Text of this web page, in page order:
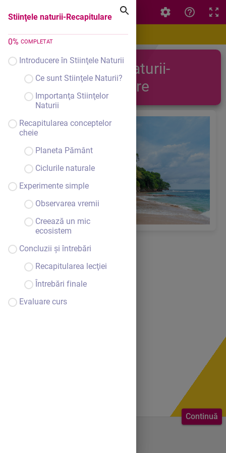
Stiinţele naturii-Recapitulare
0% COMPLETAT
Introducere în Stiinţele Naturii
Ce sunt Stiinţele Naturii?
Importanţa Stiinţelor
Naturii
Recapitularea conceptelor
cheie
Planeta Pământ
Ciclurile naturale
Experimente simple
Observarea vremii
Creează un mic
ecosistem
Concluzii şi întrebări
Recapitularea lecţiei
Întrebări finale
Evaluare curs
Continuă
Stiinţele naturii-Recapitulare
Stiinţele naturii-
Recapitulare